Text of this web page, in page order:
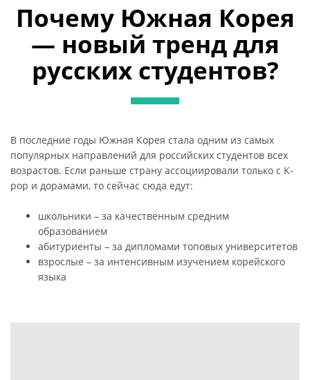
Почему Южная Корея
— новый тренд для
русских студентов?
В последние годы Южная Корея стала одним из самых
популярных направлений для российских студентов всех
возрастов. Если раньше страну ассоциировали только с K-
pop и дорамами, то сейчас сюда едут:
школьники – за качественным средним
образованием
абитуриенты – за дипломами топовых университетов
взрослые – за интенсивным изучением корейского
языка